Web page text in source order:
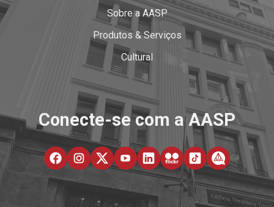
Sobre a AASP
Produtos & Serviços
Cultural
Conecte-se com a AASP